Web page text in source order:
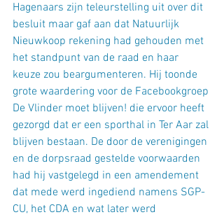
Hagenaars zijn teleurstelling uit over dit
besluit maar gaf aan dat Natuurlijk
Nieuwkoop rekening had gehouden met
het standpunt van de raad en haar
keuze zou beargumenteren. Hij toonde
grote waardering voor de Facebookgroep
De Vlinder moet blijven! die ervoor heeft
gezorgd dat er een sporthal in Ter Aar zal
blijven bestaan. De door de verenigingen
en de dorpsraad gestelde voorwaarden
had hij vastgelegd in een amendement
dat mede werd ingediend namens SGP-
CU, het CDA en wat later werd